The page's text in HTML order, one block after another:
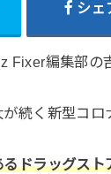
シェ
Fixer編集部の
続く新型コロ
ドラッグス